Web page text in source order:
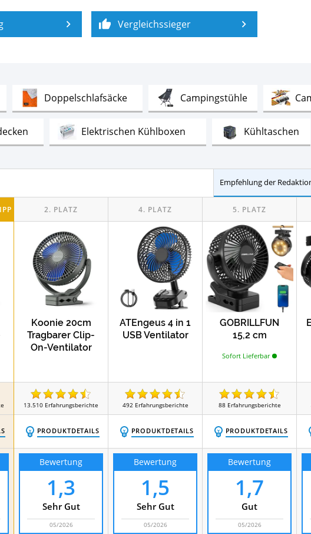
Vergleichssieger
DoppelschlafsäckeTest CampingstühleTest
Elektrischen Kühlboxen Kühltaschen
Test FunkgeräteTest Mini GeschirrspülerTest
Titanbestecksets Camping Waschmaschinen Test
Camping-WäscheständerTest Campingduschen Test
Empfehlung der
Koonie 20cm
Tragbarer Clip-
On-Ventilator
ATEngeus 4 in 1
USB Ventilator
GOBRILLFUN
15,2 cm
Sofort Lieferbar
13.510 Erfahrungsberichte 492 Erfahrungsberichte 88 Erfahrungsberichte
PRODUKTDETAILS PRODUKTDETAILS PRODUKTDETAILS
Bewertung
1,3
Sehr Gut
05/2026
Bewertung
1,5
Sehr Gut
05/2026
Bewertung
1,7
Gut
05/2026